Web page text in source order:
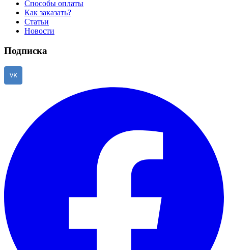
Способы оплаты
Как заказать?
Статьи
Новости
Подписка